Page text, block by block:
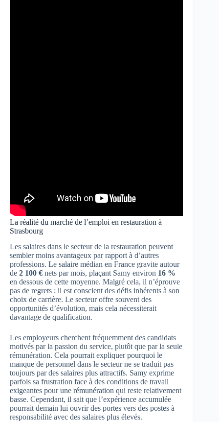
La réalité du marché de l’emploi en restauration à
Strasbourg
Les salaires dans le secteur de la restauration peuvent
sembler moins avantageux par rapport à d’autres
professions. Le salaire médian en France gravite autour
de 2 100 € nets par mois, plaçant Samy environ 16 %
en dessous de cette moyenne. Malgré cela, il n’éprouve
pas de regrets ; il est conscient des défis inhérents à son
choix de carrière. Le secteur offre souvent des
opportunités d’évolution, mais cela nécessiterait
davantage de qualification.
Les employeurs cherchent fréquemment des candidats
motivés par la passion du service, plutôt que par la seule
rémunération. Cela pourrait expliquer pourquoi le
manque de personnel dans le secteur ne se traduit pas
toujours par des salaires plus attractifs. Samy exprime
parfois sa frustration face à des conditions de travail
exigeantes pour une rémunération qui reste relativement
basse. Cependant, il sait que l’expérience accumulée
pourrait demain lui ouvrir des portes vers des postes à
responsabilité avec des salaires plus élevés.